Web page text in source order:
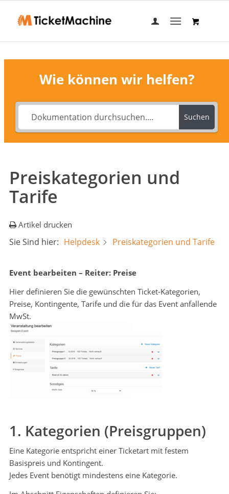
Wie können wir helfen?
Suchen
Preiskategorien und
Tarife
Artikel drucken
Sie Sind hier: Helpdesk Preiskategorien und Tarife
Event bearbeiten – Reiter: Preise
Hier definieren Sie die gewünschten Ticket-Kategorien,
Preise, Kontingente, Tarife und die für das Event anfallende
MwSt.
1. Kategorien (Preisgruppen)
Eine Kategorie entspricht einer Ticketart mit festem
Basispreis und Kontingent.
Jedes Event benötigt mindestens eine Kategorie.